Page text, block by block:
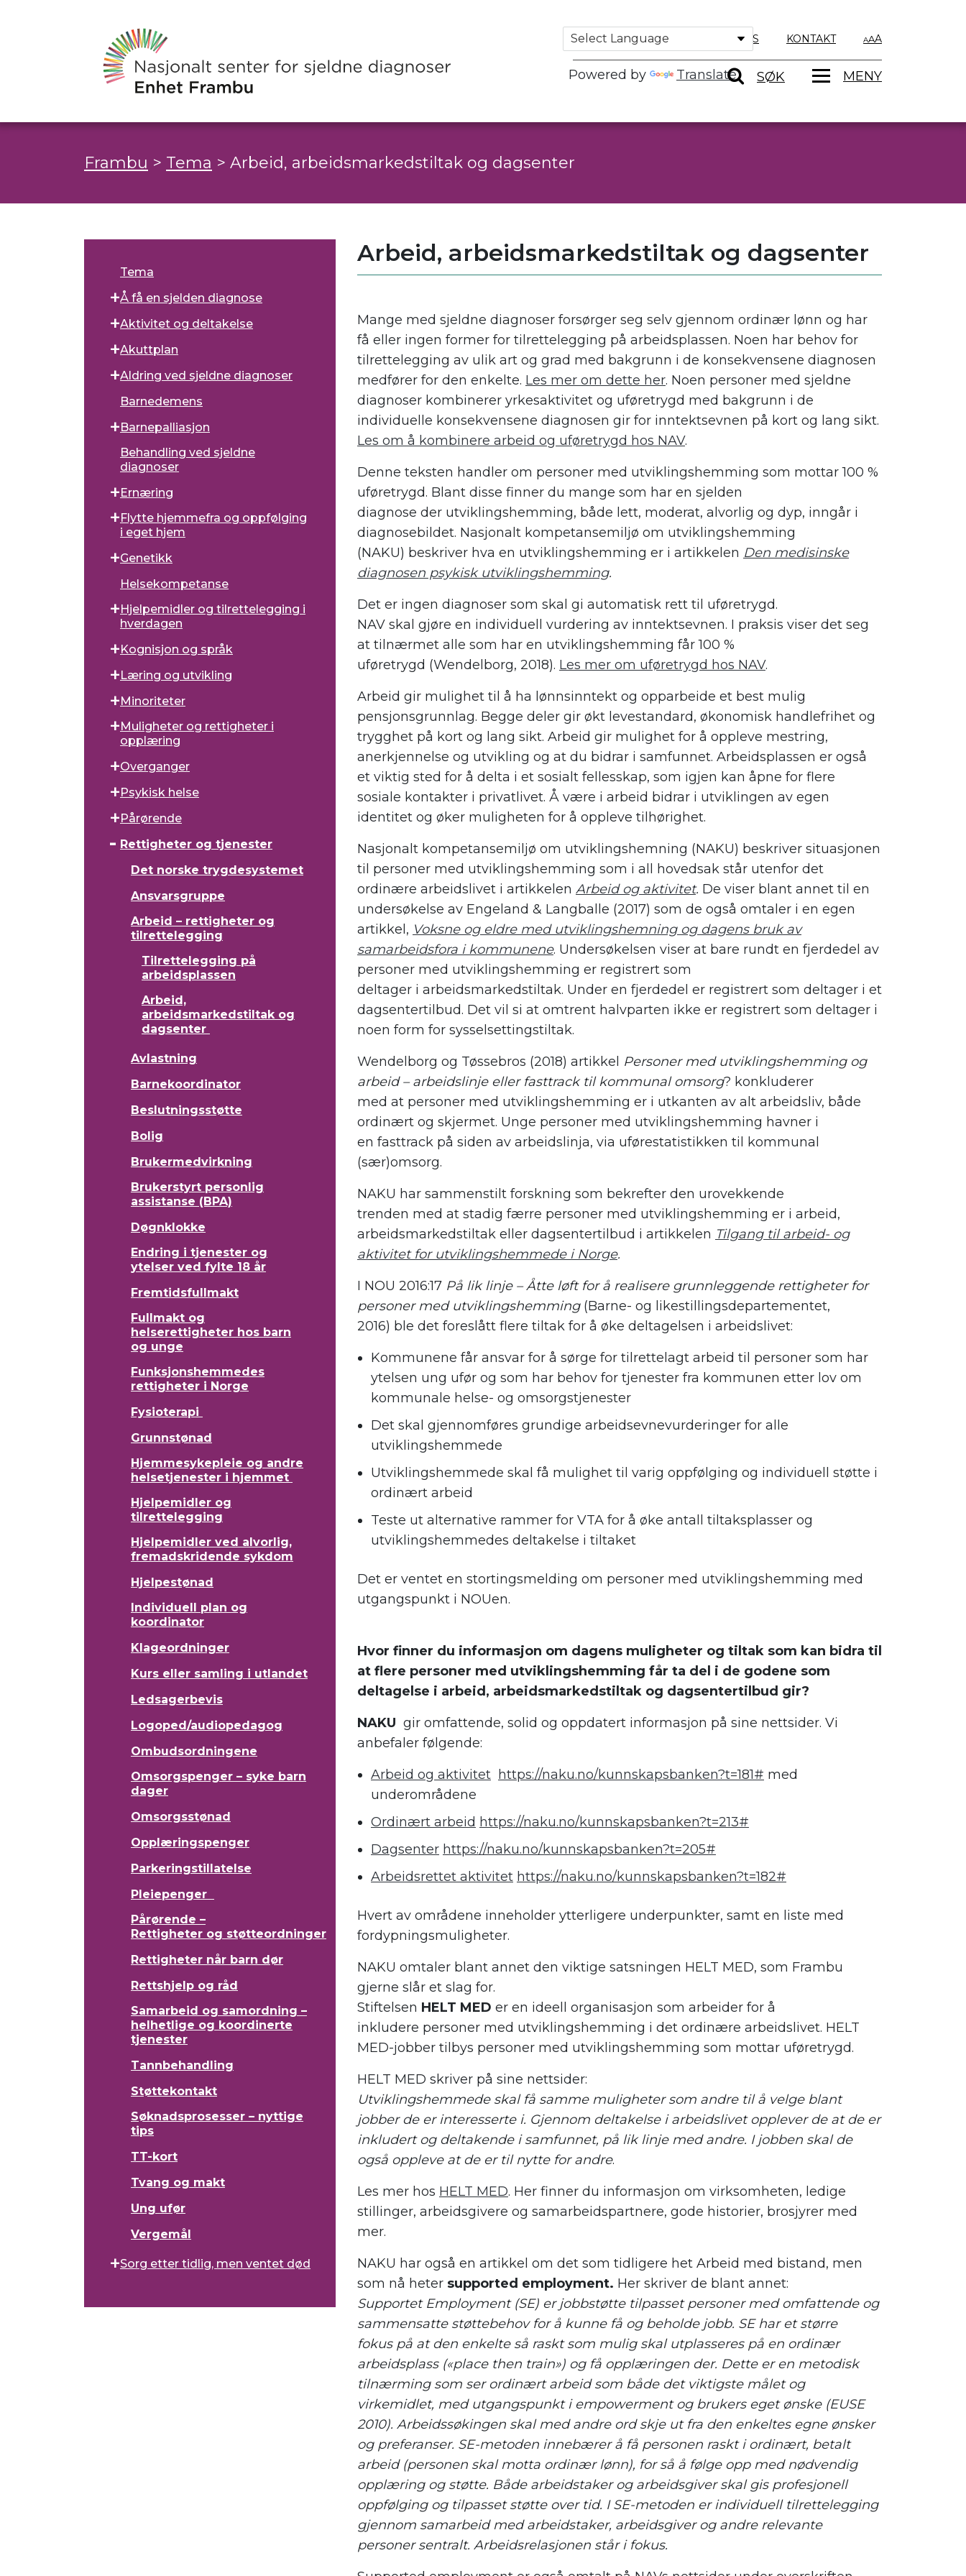
Powered by Translate
OM OSS KONTAKT A
SØK MENY
Frambu > Tema > Arbeid, arbeidsmarkedstiltak og dagsenter
Tema
Å få en sjelden diagnose
Aktivitet og deltakelse
Akuttplan
Aldring ved sjeldne diagnoser
Barnedemens
Barnepalliasjon
Behandling ved sjeldne
diagnoser
Ernæring
Flytte hjemmefra og oppfølging
i eget hjem
Genetikk
Helsekompetanse
Hjelpemidler og tilrettelegging i
hverdagen
Kognisjon og språk
Læring og utvikling
Minoriteter
Muligheter og rettigheter i
opplæring
Overganger
Psykisk helse
Pårørende
Rettigheter og tjenester
Det norske trygdesystemet
Ansvarsgruppe
Arbeid – rettigheter og
tilrettelegging
Tilrettelegging på
arbeidsplassen
Arbeid,
arbeidsmarkedstiltak og
dagsenter
Avlastning
Barnekoordinator
Beslutningsstøtte
Bolig
Brukermedvirkning
Brukerstyrt personlig
assistanse (BPA)
Døgnklokke
Endring i tjenester og
ytelser ved fylte 18 år
Fremtidsfullmakt
Fullmakt og
helserettigheter hos barn
og unge
Funksjonshemmedes
rettigheter i Norge
Fysioterapi
Grunnstønad
Hjemmesykepleie og andre
helsetjenester i hjemmet
Hjelpemidler og
tilrettelegging
Hjelpemidler ved alvorlig,
fremadskridende sykdom
Hjelpestønad
Individuell plan og
koordinator
Klageordninger
Kurs eller samling i utlandet
Ledsagerbevis
Logoped/audiopedagog
Ombudsordningene
Omsorgspenger – syke barn
dager
Omsorgsstønad
Opplæringspenger
Parkeringstillatelse
Pleiepenger
Pårørende –
Rettigheter og støtteordninger
Rettigheter når barn dør
Rettshjelp og råd
Samarbeid og samordning –
helhetlige og koordinerte
tjenester
Tannbehandling
Støttekontakt
Søknadsprosesser – nyttige
tips
TT-kort
Tvang og makt
Ung ufør
Vergemål
Sorg etter tidlig, men ventet død
Arbeid, arbeidsmarkedstiltak og dagsenter
Mange med sjeldne diagnoser forsørger seg selv gjennom ordinær lønn og har
få eller ingen former for tilrettelegging på arbeidsplassen. Noen har behov for
tilrettelegging av ulik art og grad med bakgrunn i de konsekvensene diagnosen
medfører for den enkelte. Les mer om dette her. Noen personer med sjeldne
diagnoser kombinerer yrkesaktivitet og uføretrygd med bakgrunn i de
individuelle konsekvensene diagnosen gir for inntektsevnen på kort og lang sikt.
Les om å kombinere arbeid og uføretrygd hos NAV.
Denne teksten handler om personer med utviklingshemming som mottar 100 %
uføretrygd. Blant disse finner du mange som har en sjelden
diagnose der utviklingshemming, både lett, moderat, alvorlig og dyp, inngår i
diagnosebildet. Nasjonalt kompetansemiljø om utviklingshemming
(NAKU) beskriver hva en utviklingshemming er i artikkelen Den medisinske
diagnosen psykisk utviklingshemming.
Det er ingen diagnoser som skal gi automatisk rett til uføretrygd.
NAV skal gjøre en individuell vurdering av inntektsevnen. I praksis viser det seg
at tilnærmet alle som har en utviklingshemming får 100 %
uføretrygd (Wendelborg, 2018). Les mer om uføretrygd hos NAV.
Arbeid gir mulighet til å ha lønnsinntekt og opparbeide et best mulig
pensjonsgrunnlag. Begge deler gir økt levestandard, økonomisk handlefrihet og
trygghet på kort og lang sikt. Arbeid gir mulighet for å oppleve mestring,
anerkjennelse og utvikling og at du bidrar i samfunnet. Arbeidsplassen er også
et viktig sted for å delta i et sosialt fellesskap, som igjen kan åpne for flere
sosiale kontakter i privatlivet. Å være i arbeid bidrar i utviklingen av egen
identitet og øker muligheten for å oppleve tilhørighet.
Nasjonalt kompetansemiljø om utviklingshemning (NAKU) beskriver situasjonen
til personer med utviklingshemming som i all hovedsak står utenfor det
ordinære arbeidslivet i artikkel en Arbeid og aktivitet. De viser blant annet til en
undersøkelse av Engeland & Langballe (2017) som de også omtaler i en egen
artikkel , Voksne og eldre med utviklingshemning og dagens bruk av
samarbeidsfora i kommunene. Undersøkelsen viser at bare rundt en fjerdedel av
personer med utviklingshemming er registrert som
deltager i arbeidsmarkedstiltak. Under en fjerdedel er registrert som deltager i et
dagsentertilbud. Det vil si at omtrent halvparten ikke er registrert som deltager i
noen form for sysselsettingstiltak.
Wendelborg og Tøssebros (2018) artikkel Personer med utviklingshemming og
arbeid – arbeidslinje eller fasttrack til kommunal omsorg? konkluderer
med at personer med utviklingshemming er i utkanten av alt arbeidsliv, både
ordinært og skjermet. Unge personer med utviklingshemming havner i
en fasttrack på siden av arbeidslinja, via uførestatistikken til kommunal
(sær)omsorg.
NAKU har sammenstilt forskning som bekrefter den urovekkende
trenden med at stadig færre personer med utviklingshemming er i arbeid,
arbeidsmarkedstiltak eller dagsentertilbud i artikkelen Tilgang til arbeid- og
aktivitet for utviklingshemmede i Norge.
I NOU 2016:17 På lik linje – Åtte løft for å realisere grunnleggende rettigheter for
personer med utviklingshemming (Barne- og likestillingsdepartementet,
2016) ble det foreslått flere tiltak for å øke deltagelsen i arbeidslivet:
Kommunene får ansvar for å sørge for tilrettelagt arbeid til personer som har
ytelsen ung ufør og som har behov for tjenester fra kommunen etter lov om
kommunale helse- og omsorgstjenester
Det skal gjennomføres grundige arbeidsevnevurderinger for alle
utviklingshemmede
Utviklingshemmede skal få mulighet til varig oppfølging og individuell støtte i
ordinært arbeid
Teste ut alternative rammer for VTA for å øke antall tiltaksplasser og
utviklingshemmedes deltakelse i tiltaket
Det er ventet en stortingsmelding om personer med utviklingshemming med
utgangspunkt i NOUen.
Hvor finner du informasjon om dagens muligheter og tiltak som kan bidra til
at flere personer med utviklingshemming får ta del i de godene som
deltagelse i arbeid, arbeidsmarkedstiltak og dagsentertilbud gir?
NAKU gir omfattende, solid og oppdatert informasjon på sine nettsider. Vi
anbefaler følgende:
Arbeid og aktivitet https://naku.no/kunnskapsbanken?t=181# med
underområdene
Ordinært arbeid https://naku.no/kunnskapsbanken?t=213#
Dagsenter https://naku.no/kunnskapsbanken?t=205#
Arbeidsrettet aktivitet https://naku.no/kunnskapsbanken?t=182#
Hvert av områdene inneholder ytterligere underpunkter, samt en liste med
fordypningsmuligheter.
NAKU omtaler blant annet den viktige satsningen HELT MED, som Frambu
gjerne slår et slag for.
Stiftelsen HELT MED er en ideell organisasjon som arbeider for å
inkludere personer med utviklingshemming i det ordinære arbeidslivet. HELT
MED-jobber tilbys personer med utviklingshemming som mottar uføretrygd.
HELT MED skriver på sine nettsider:
Utviklingshemmede skal få samme muligheter som andre til å velge blant
jobber de er interesserte i. Gjennom deltakelse i arbeidslivet opplever de at de er
inkludert og deltakende i samfunnet, på lik linje med andre. I jobben skal de
også oppleve at de er til nytte for andre.
Les mer hos HELT MED. Her finner du informasjon om virksomheten, ledige
stillinger, arbeidsgivere og samarbeidspartnere, gode historier, brosjyrer med
mer.
NAKU har også en artikkel om det som tidligere het Arbeid med bistand, men
som nå heter supported employment. Her skriver de blant annet:
Supportet Employment(SE) er jobbstøtte tilpasset personer med omfattende og
sammensatte støttebehov for å kunne få og beholde jobb. SE har et større
fokuspå at den enkelte så raskt som mulig skal utplasseres på en ordinær
arbeidsplass («place then train») og få opplæringen der. Dette er en metodisk
tilnærming som ser ordinært arbeid som både det viktigste målet og
virkemidlet, med utgangspunkt i empowerment og brukers eget ønske (EUSE
2010). Arbeidssøkingen skal med andre ord skje ut fra den enkeltes egne ønsker
og preferanser. SE-metoden innebærer å få personen raskt i ordinært, betalt
arbeid (personen skal motta ordinær lønn), for så å følge opp med nødvendig
opplæring og støtte. Både arbeidstaker og arbeidsgiver skal gis profesjonell
oppfølging og tilpasset støtte over tid. I SE-metoden er individuell tilrettelegging
gjennom samarbeid med arbeidstaker, arbeidsgiver og andre relevante
personer sentralt. Arbeidsrelasjonen står i fokus.